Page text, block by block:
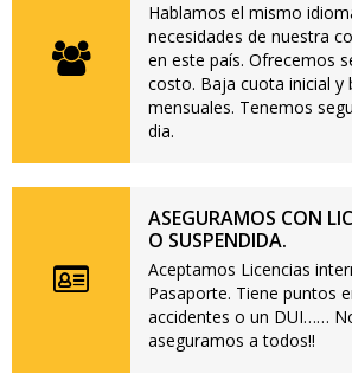
Hablamos el mismo
necesidades de nuestra
en este país. Ofrecemos
costo. Baja cuota inicial y
mensuales. Tenemos
dia.
ASEGURAMOS CON
O SUSPENDIDA.
Aceptamos Licencias
Pasaporte. Tiene puntos
accidentes o un DUI……
aseguramos a todos!!